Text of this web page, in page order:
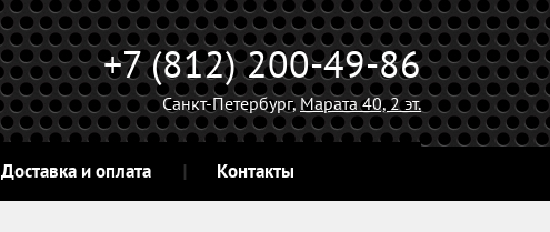
+7 (812) 200-49-86
Санкт-Петербург,Марата 40, 2 эт.
Доставка и оплата Контакты